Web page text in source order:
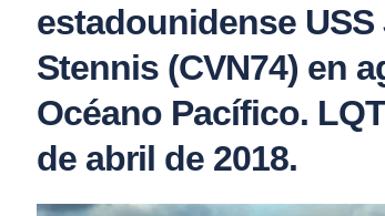
definiciones
Interesante
Material
didáctico
Sorteos
TCCC
estadounidense USS
Stennis (CVN74) en
Océano Pacífico.
de abril de 2018.